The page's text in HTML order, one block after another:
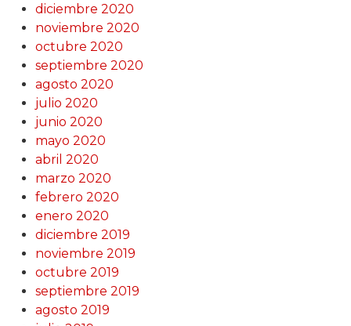
diciembre 2020
noviembre 2020
octubre 2020
septiembre 2020
agosto 2020
julio 2020
junio 2020
mayo 2020
abril 2020
marzo 2020
febrero 2020
enero 2020
diciembre 2019
noviembre 2019
octubre 2019
septiembre 2019
agosto 2019